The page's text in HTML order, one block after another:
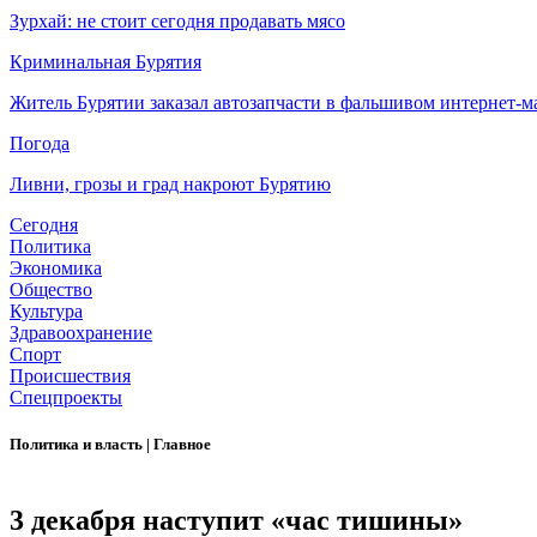
Зурхай: не стоит сегодня продавать мясо
Криминальная Бурятия
Житель Бурятии заказал автозапчасти в фальшивом интернет-
Погода
Ливни, грозы и град накроют Бурятию
Сегодня
Политика
Экономика
Общество
Культура
Здравоохранение
Спорт
Происшествия
Спецпроекты
Политика и власть | Главное
3 декабря наступит «час тишины»